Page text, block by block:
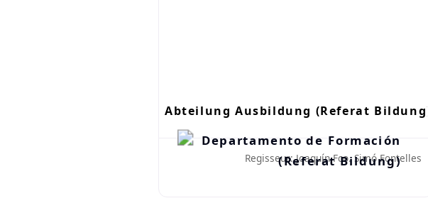
Abteilung Ausbildung (Referat Bildung)
Regisseur: Joaquín Fco. Simó Fontelles